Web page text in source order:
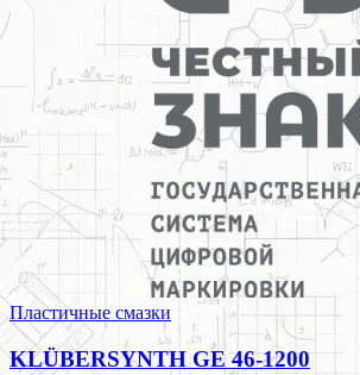
Пластичные смазки
KLÜBERSYNTH GE 46-1200